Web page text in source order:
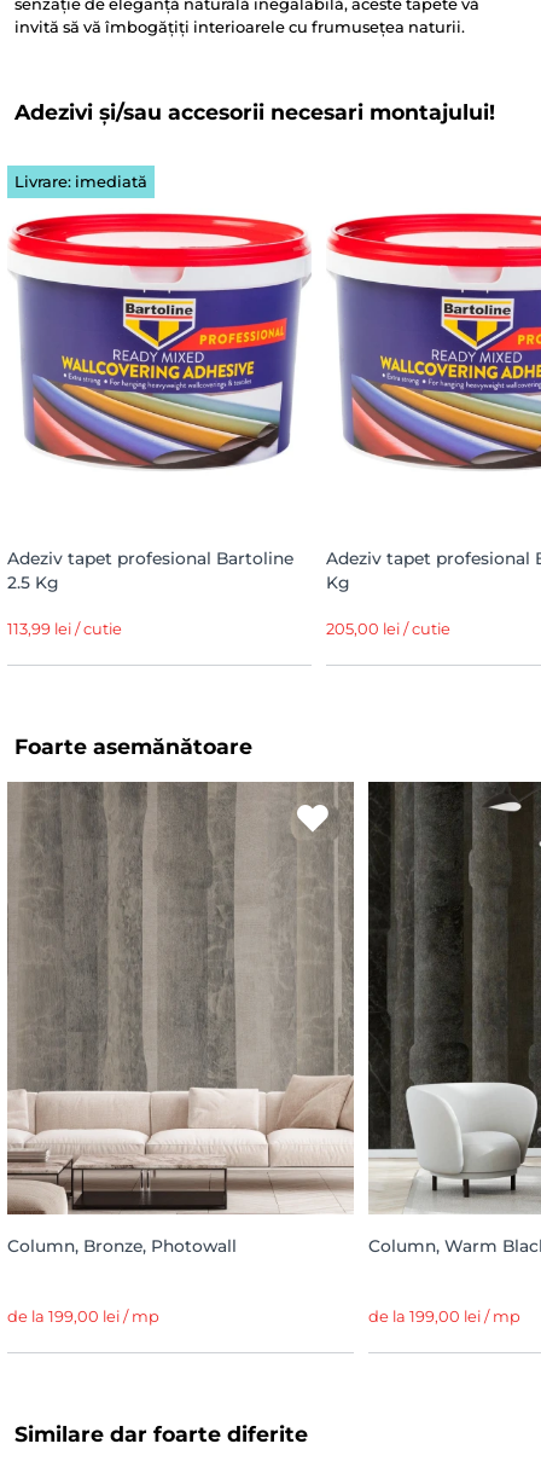
senzație de eleganță naturală inegalabilă, aceste tapete vă
invită să vă îmbogățiți interioarele cu frumusețea naturii.
Adezivi și/sau accesorii necesari montajului!
Livrare: imediată
Adeziv tapet profesional Bartoline
2.5 Kg
113,99 lei / cutie
Adeziv tapet profesional
Kg
205,00 lei / cutie
Foarte asemănătoare
Column, Bronze, Photowall
de la 199,00 lei / mp
Column, Warm
de la 199,00 lei / mp
Similare dar foarte diferite